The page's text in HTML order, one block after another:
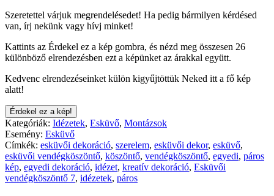
Szeretettel várjuk megrendelésedet! Ha pedig bármilyen kérdésed
van, írj nekünk vagy hívj minket!
Kattints az Érdekel ez a kép gombra, és nézd meg összesen 26
különböző elrendezésben ezt a képünket az árakkal együtt.
Kedvenc elrendezéseinket külön kigyűjtöttük Neked itt a fő kép
alatt!
Érdekel ez a kép!
Kategóriák: Idézetek, Esküvő, Montázsok
Esemény: Esküvő
Címkék: esküvői dekoráció, szerelem, esküvői dekor, esküvő,
esküvői vendégköszöntő, köszöntő, vendégköszöntő, egyedi, páros
kép, egyedi dekoráció, idézet, kreatív dekoráció, Esküvői
vendégköszöntő 7, idézetek, páros